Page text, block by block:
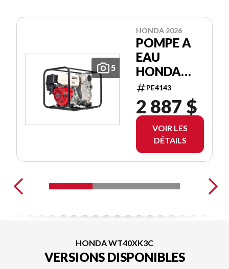
5
HONDA 2026
POMPE A
EAU
HONDA
WT40XK3C
WATER
PUMP
PE4143
2 887 $
VOIR LES
DÉTAILS
HONDA WT40XK3C
VERSIONS DISPONIBLES